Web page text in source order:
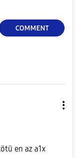
COMMENT
en az a1x